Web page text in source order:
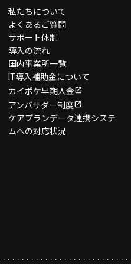
私たちについて
よくあるご質問
サポート体制
導入の流れ
国内事業所一覧
IT導入補助金について
カイポケ早期入金
アンバサダー制度
ケアプランデータ連携システ
ムへの対応状況